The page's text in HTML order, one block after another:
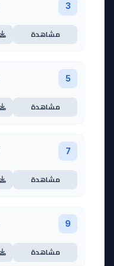
3
مشاهدة
5
مشاهدة
7
مشاهدة
9
مشاهدة